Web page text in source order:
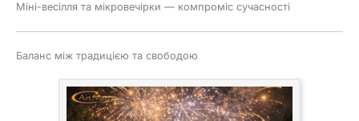
Міні-весілля та мікровечірки — компроміс сучасності
Баланс між традицією та свободою